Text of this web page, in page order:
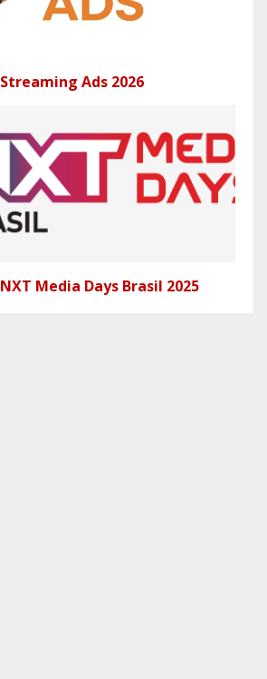
Streaming Ads 2026
NXT Media Days Brasil 2025